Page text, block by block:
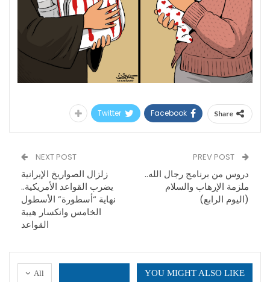
Share
Facebook
Twitter
دروس من برنامج رجال الله..
ملزمة الإرهاب والسلام
(اليوم الرابع)
NEXT POST
زلزال الصواريخ الإيرانية
يضرب القواعد الأمريكية..
نهاية “أسطورة” الأسطول
الخامس وانكسار هيبة
القواعد
All YOU MIGHT ALSO LIKE